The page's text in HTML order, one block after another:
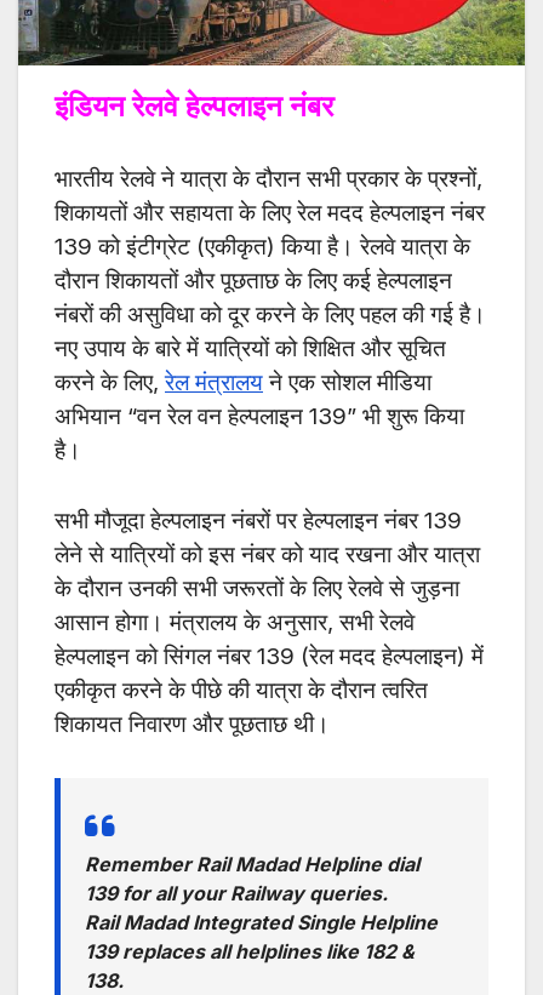
इंडियन रेलवे हेल्पलाइन नंबर
भारतीय रेलवे ने यात्रा के दौरान सभी प्रकार के प्रश्नों,
शिकायतों और सहायता के लिए रेल मदद हेल्पलाइन नंबर
139 को इंटीग्रेट (एकीकृत) किया है। रेलवे यात्रा के
दौरान शिकायतों और पूछताछ के लिए कई हेल्पलाइन
नंबरों की असुविधा को दूर करने के लिए पहल की गई है।
नए उपाय के बारे में यात्रियों को शिक्षित और सूचित
करने के लिए,रेल मंत्रालयने एक सोशल मीडिया
अभियान “वन रेल वन हेल्पलाइन 139” भी शुरू किया
है।
सभी मौजूदा हेल्पलाइन नंबरों पर हेल्पलाइन नंबर 139
लेने से यात्रियों को इस नंबर को याद रखना और यात्रा
के दौरान उनकी सभी जरूरतों के लिए रेलवे से जुड़ना
आसान होगा। मंत्रालय के अनुसार, सभी रेलवे
हेल्पलाइन को सिंगल नंबर 139 (रेल मदद हेल्पलाइन) में
एकीकृत करने के पीछे की यात्रा के दौरान त्वरित
शिकायत निवारण और पूछताछ थी।
Remember Rail Madad Helpline dial
139 for all your Railway queries.
Rail Madad Integrated Single Helpline
139 replaces all helplines like 182 &
138.